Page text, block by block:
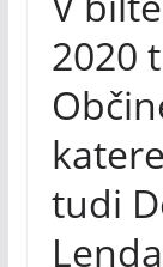
2020
tudi